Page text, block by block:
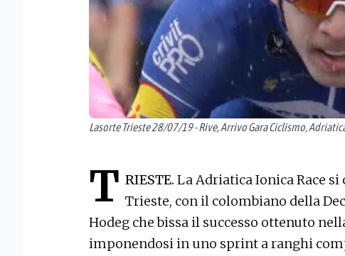
Lasorte Trieste 28/07/19 - Rive, Arrivo Gara Ciclismo,
T RIESTE. La Adriatica Ionica Race
Trieste, con il colombiano della
Hodeg che bissa il successo ottenuto
imponendosi in uno sprint a ranghi